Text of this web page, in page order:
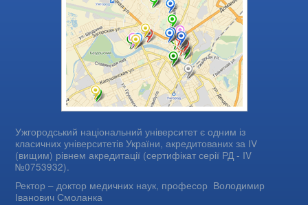
Ужгородський національний університет є одним із
класичних університетів України, акредитованих за IV
(вищим) рівнем акредитації (сертифікат серії РД - IV
№0753932).
Ректор – доктор медичних наук, професор Володимир
Іванович Смоланка